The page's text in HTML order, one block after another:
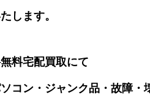
します。
料宅配買取にて
コン・ジャンク品・故障・